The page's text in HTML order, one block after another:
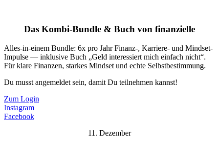
Das Kombi-Bundle & Buch von finanzielle
Alles-in-einem Bundle: 6x pro Jahr Finanz-, Karriere- und Mindset-
Impulse — inklusive Buch „Geld interessiert mich einfach nicht“.
Für klare Finanzen, starkes Mindset und echte Selbstbestimmung.
Du musst angemeldet sein, damit Du teilnehmen kannst!
Zum Login
Instagram
Facebook
11. Dezember